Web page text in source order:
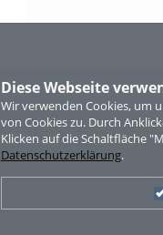
Diese Webseite
Wir verwenden Cookies, um
von Cookies zu. Durch
Klicken auf die Schaltfläche
Datenschutzerklärung.